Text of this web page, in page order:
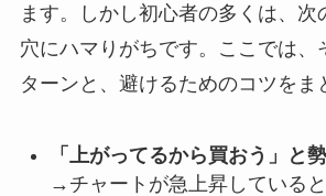
ます。しかし初心者の多くは、次
穴にハマりがちです。ここでは、
ターンと、避けるためのコツをま
「上がってるから買おう」と
→チャートが急上昇している